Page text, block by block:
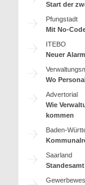
Start der
Pfungstadt
Mit No-
ITEBO
Neuer
Wo
Advertorial
Wie
kommen
Baden-
Saarland